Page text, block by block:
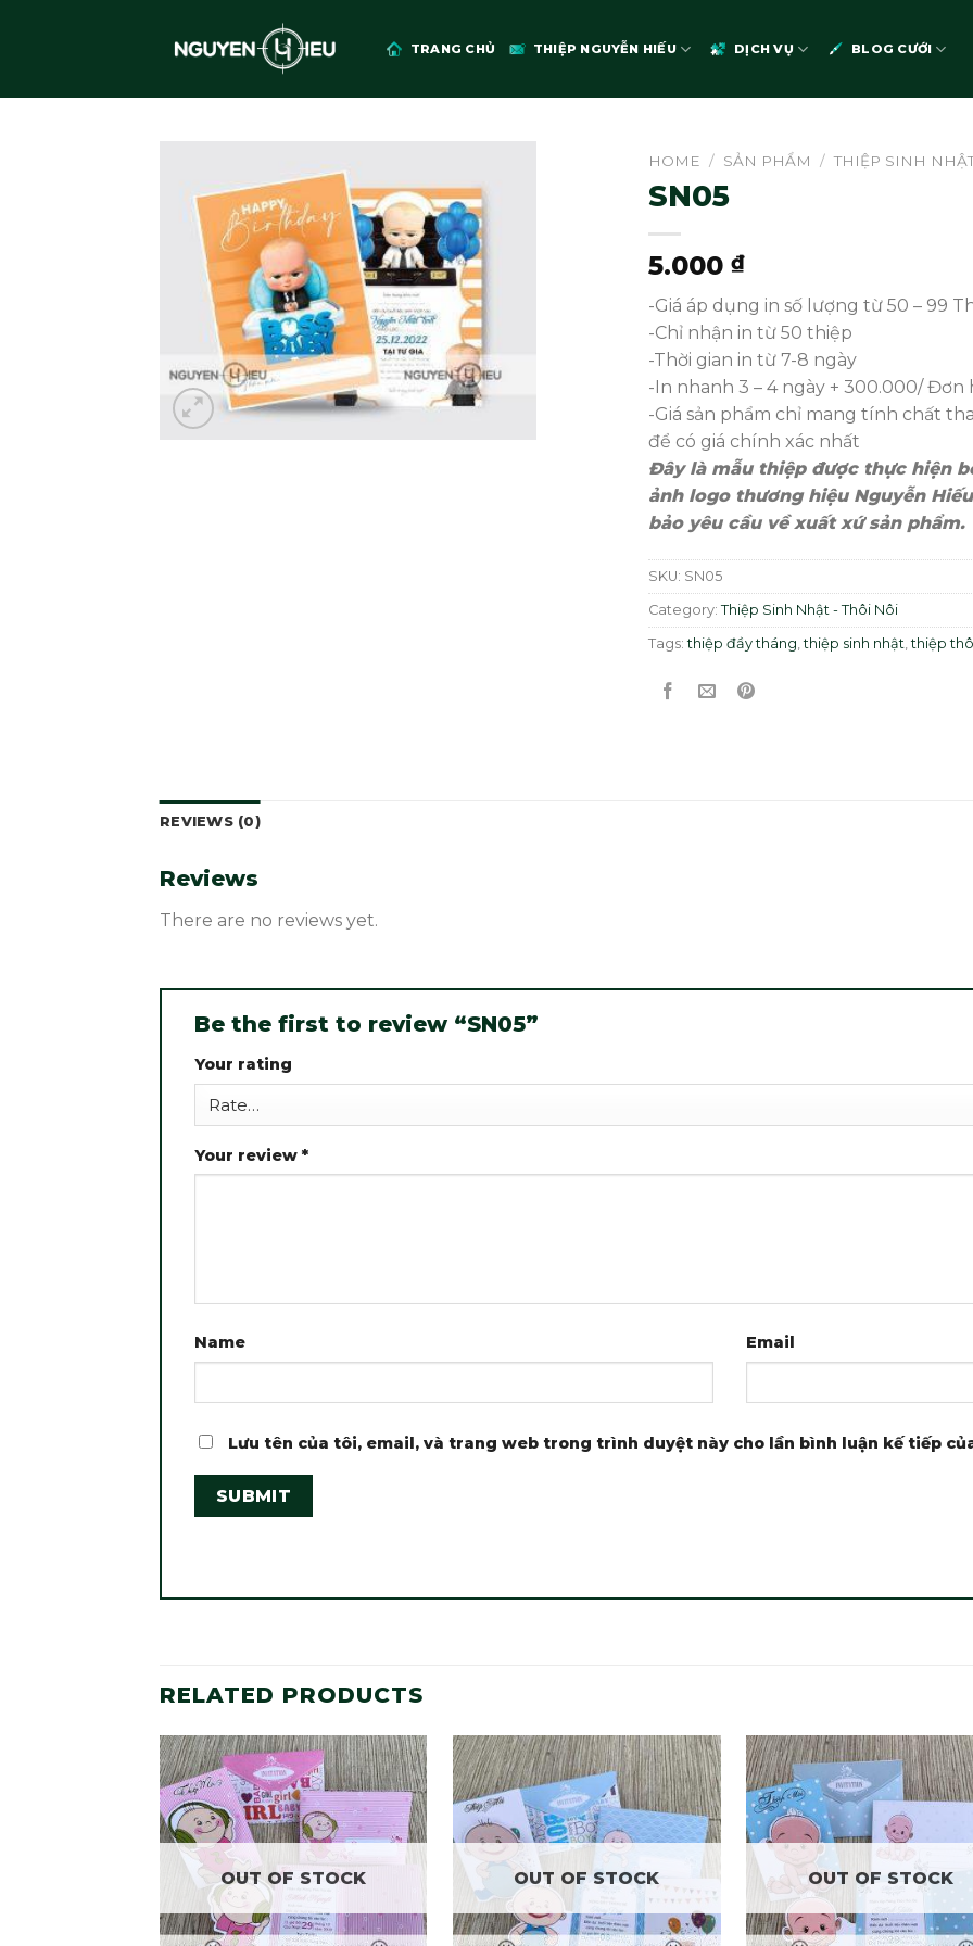
TRANG CHỦ THIỆP NGUYỄN HIẾU DỊCH VỤ BLOG CƯỚI
HOME / SẢN PHẨM / THIỆP SINH
SN05
5.000 ₫
-Giá áp dụng in số lượng từ 50 – 99
-Chỉ nhận in từ 50 thiệp
-Thời gian in từ 7-8 ngày
-In nhanh 3 – 4 ngày + 300.000/ Đơn
-Giá sản phẩm chỉ mang tính chất
để có giá chính xác nhất
Đây là mẫu thiệp được thực hiện
ảnh logo thương hiệu Nguyễn
bảo yêu cầu về xuất xứ sản phẩm.
SKU: SN05
Category: Thiệp Sinh Nhật - Thôi Nôi
Tags:thiệp đầy tháng ,thiệp sinh nhật ,thiệp
REVIEWS (0)
Reviews
There are no reviews yet.
Be the first to review “SN05”
Your rating
Your review *
Name Email
Lưu tên của tôi, email, và trang web trong trình duyệt này cho lần bình luận kế tiếp
RELATED PRODUCTS
OUT OF STOCK OUT OF STOCK OUT OF STOCK